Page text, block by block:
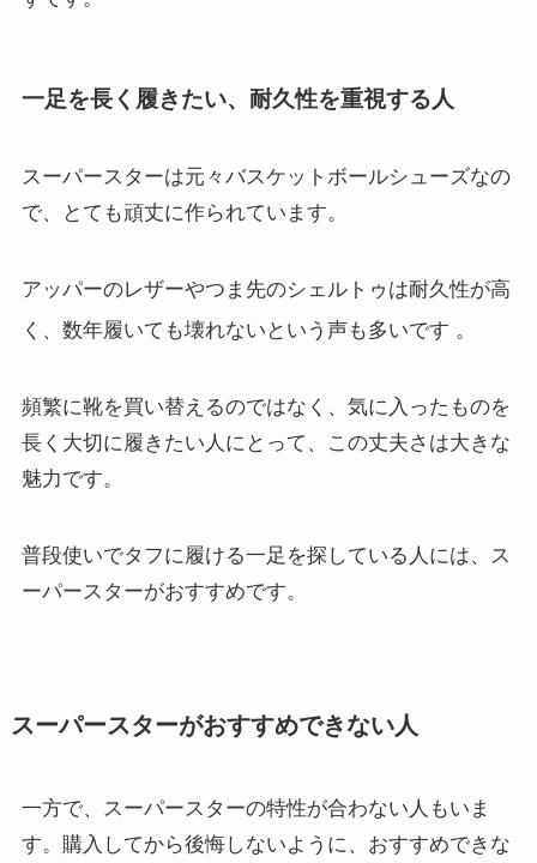
一足を長く履きたい、耐久性を重視する人
スーパースターは元々バスケットボールシューズなの
で、とても頑丈に作られています。
アッパーのレザーやつま先のシェルトゥは耐久性が高
く、数年履いても壊れないという声も多いです 。
頻繁に靴を買い替えるのではなく、気に入ったものを
長く大切に履きたい人にとって、この丈夫さは大きな
魅力です。
普段使いでタフに履ける一足を探している人には、ス
ーパースターがおすすめです。
スーパースターがおすすめできない人
一方で、スーパースターの特性が合わない人もいま
す。購入してから後悔しないように、おすすめできな